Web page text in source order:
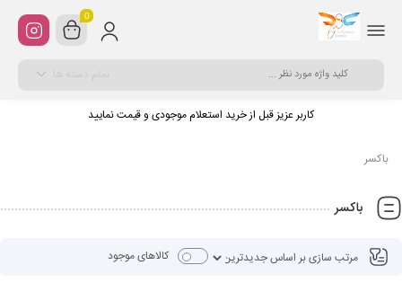
0
کاربر عزیز قبل از خرید استعلام موجودی و قیمت نمایید
باکسر
باکسر
کالاهای موجود